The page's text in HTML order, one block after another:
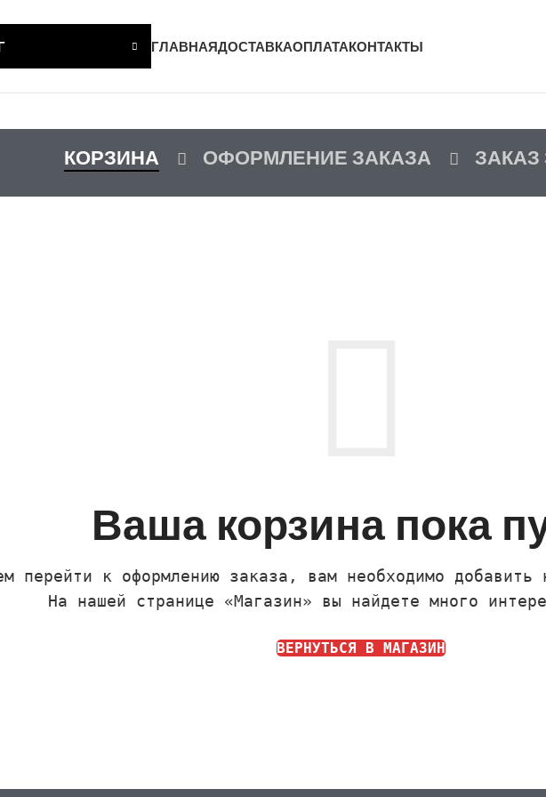
ГЛАВНАЯДОСТАВКАОПЛАТАКОНТАКТЫ
КОРЗИНА ОФОРМЛЕНИЕ ЗАКАЗА
Ваша корзина пока
перейти к оформлению заказа, вам необходимо добавить
На нашей странице «Магазин» вы найдете много
ВЕРНУТЬСЯ В МАГАЗИН